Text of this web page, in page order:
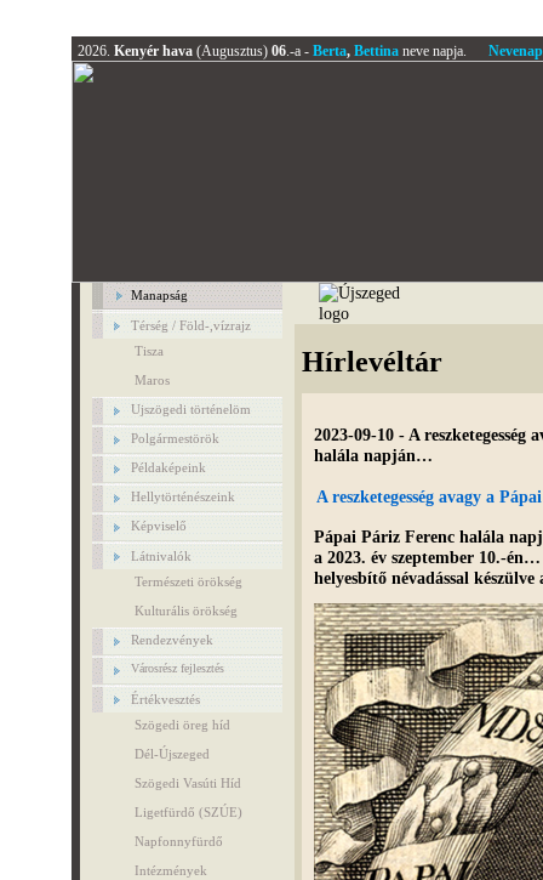
2026. Kenyér hava (Augusztus) 06.-a - Berta, Bettinaneve napja.
Manapság
Térség / Föld-,vízrajz
Tisza
Maros
Ujszögedi történelöm
Polgármestörök
Példaképeink
Hellytörténészeink
Képviselő
Látnivalók
Természeti örökség
Kulturális örökség
Rendezvények
Városrész fejlesztés
Értékvesztés
Szögedi öreg híd
Dél-Újszeged
Szögedi Vasúti Híd
Ligetfürdő (SZÚE)
Napfonnyfürdő
Intézmények
Hírlevéltár
2023-09-10 - A
halála napján…
A reszketegesség avagy a
Pápai Páriz Ferenc halála
a 2023. év szeptember 10.-én…
helyesbítő névadással